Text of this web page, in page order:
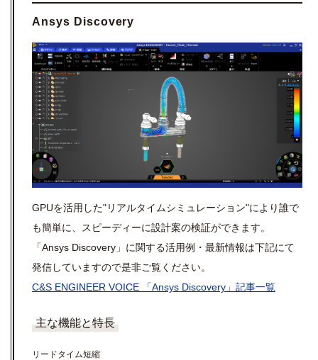
Ansys Discovery
GPUを活用した"リアルタイムシミュレーション"により誰で
も簡単に、スピーディーに設計案の検証ができます。
「Ansys Discovery」に関する活用例・最新情報は下記にて
発信していますので是非ご覧ください。
C&S ENGINEER VOICE 「Ansys Discovery」記事一覧
主な機能と特長
リードタイム短縮